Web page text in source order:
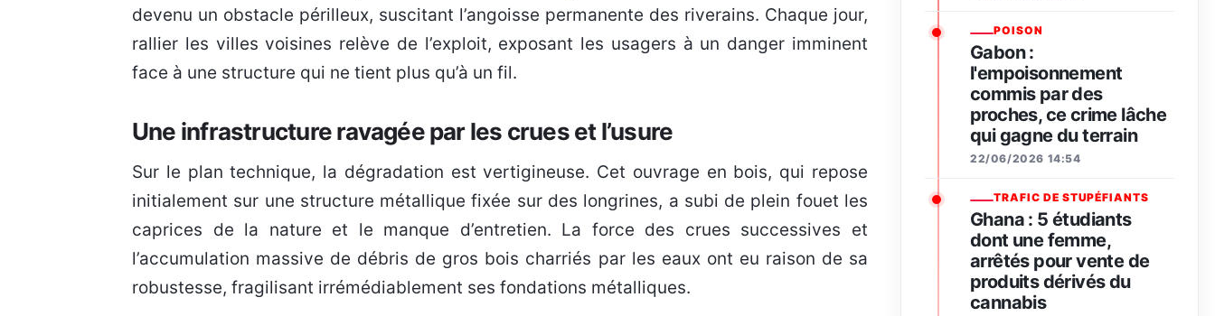
devenu un obstacle périlleux, suscitant l’angoisse permanente des riverains. Chaque jour,
rallier les villes voisines relève de l’exploit, exposant les usagers à un danger imminent
face à une structure qui ne tient plus qu’à un fil.
Une infrastructure ravagée par les crues et l’usure
Sur le plan technique, la dégradation est vertigineuse. Cet ouvrage en bois, qui repose
initialement sur une structure métallique fixée sur des longrines, a subi de plein fouet les
caprices de la nature et le manque d’entretien. La force des crues successives et
l’accumulation massive de débris de gros bois charriés par les eaux ont eu raison de sa
robustesse, fragilisant irrémédiablement ses fondations métalliques.
POISON
Gabon :
l'empoisonnement
commis par des
proches, ce crime lâche
qui gagne du terrain
22/06/2026 14:54
TRAFIC DE STUPÉFIANTS
Ghana : 5 étudiants
dont une femme,
arrêtés pour vente de
produits dérivés du
cannabis